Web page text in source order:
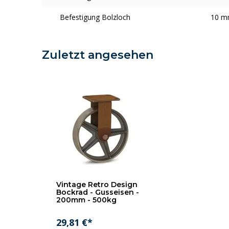
Befestigung Bolzloch 10
Zuletzt angesehen
Vintage Retro Design
Bockrad - Gusseisen -
200mm - 500kg
29,81 €*